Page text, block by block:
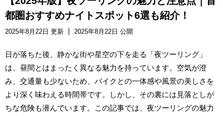
都圏おすすめナイトスポット6選も紹介！
2025年8月22日 更新 2025年8月22日 公開
日が落ちた後、静かな街や星空の下を走る「夜ツーリング」
は、昼間とはまったく異なる魅力を持っています。空気が澄
み、交通量も少ないため、バイクとの一体感や風景の美しさを
より深く味わえる時間帯です。しかし、その裏には見落としが
ちな危険も潜んでいます。この記事では、夜ツーリングの魅力